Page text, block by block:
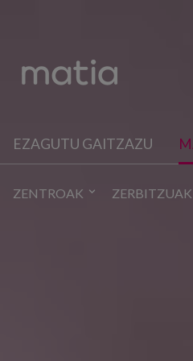
EZAGUTU GAITZAZU
ZENTROAK ZERBITZUAK